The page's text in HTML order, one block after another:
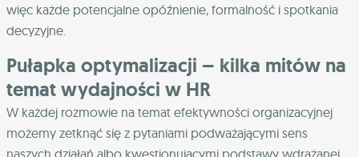
więc każde potencjalne opóźnienie, formalność i spotkania
decyzyjne.
Pułapka optymalizacji – kilka mitów na
temat wydajności w HR
W każdej rozmowie na temat efektywności organizacyjnej
możemy zetknąć się z pytaniami podważającymi sens
naszych działań albo kwestionującymi podstawy wdrażanej